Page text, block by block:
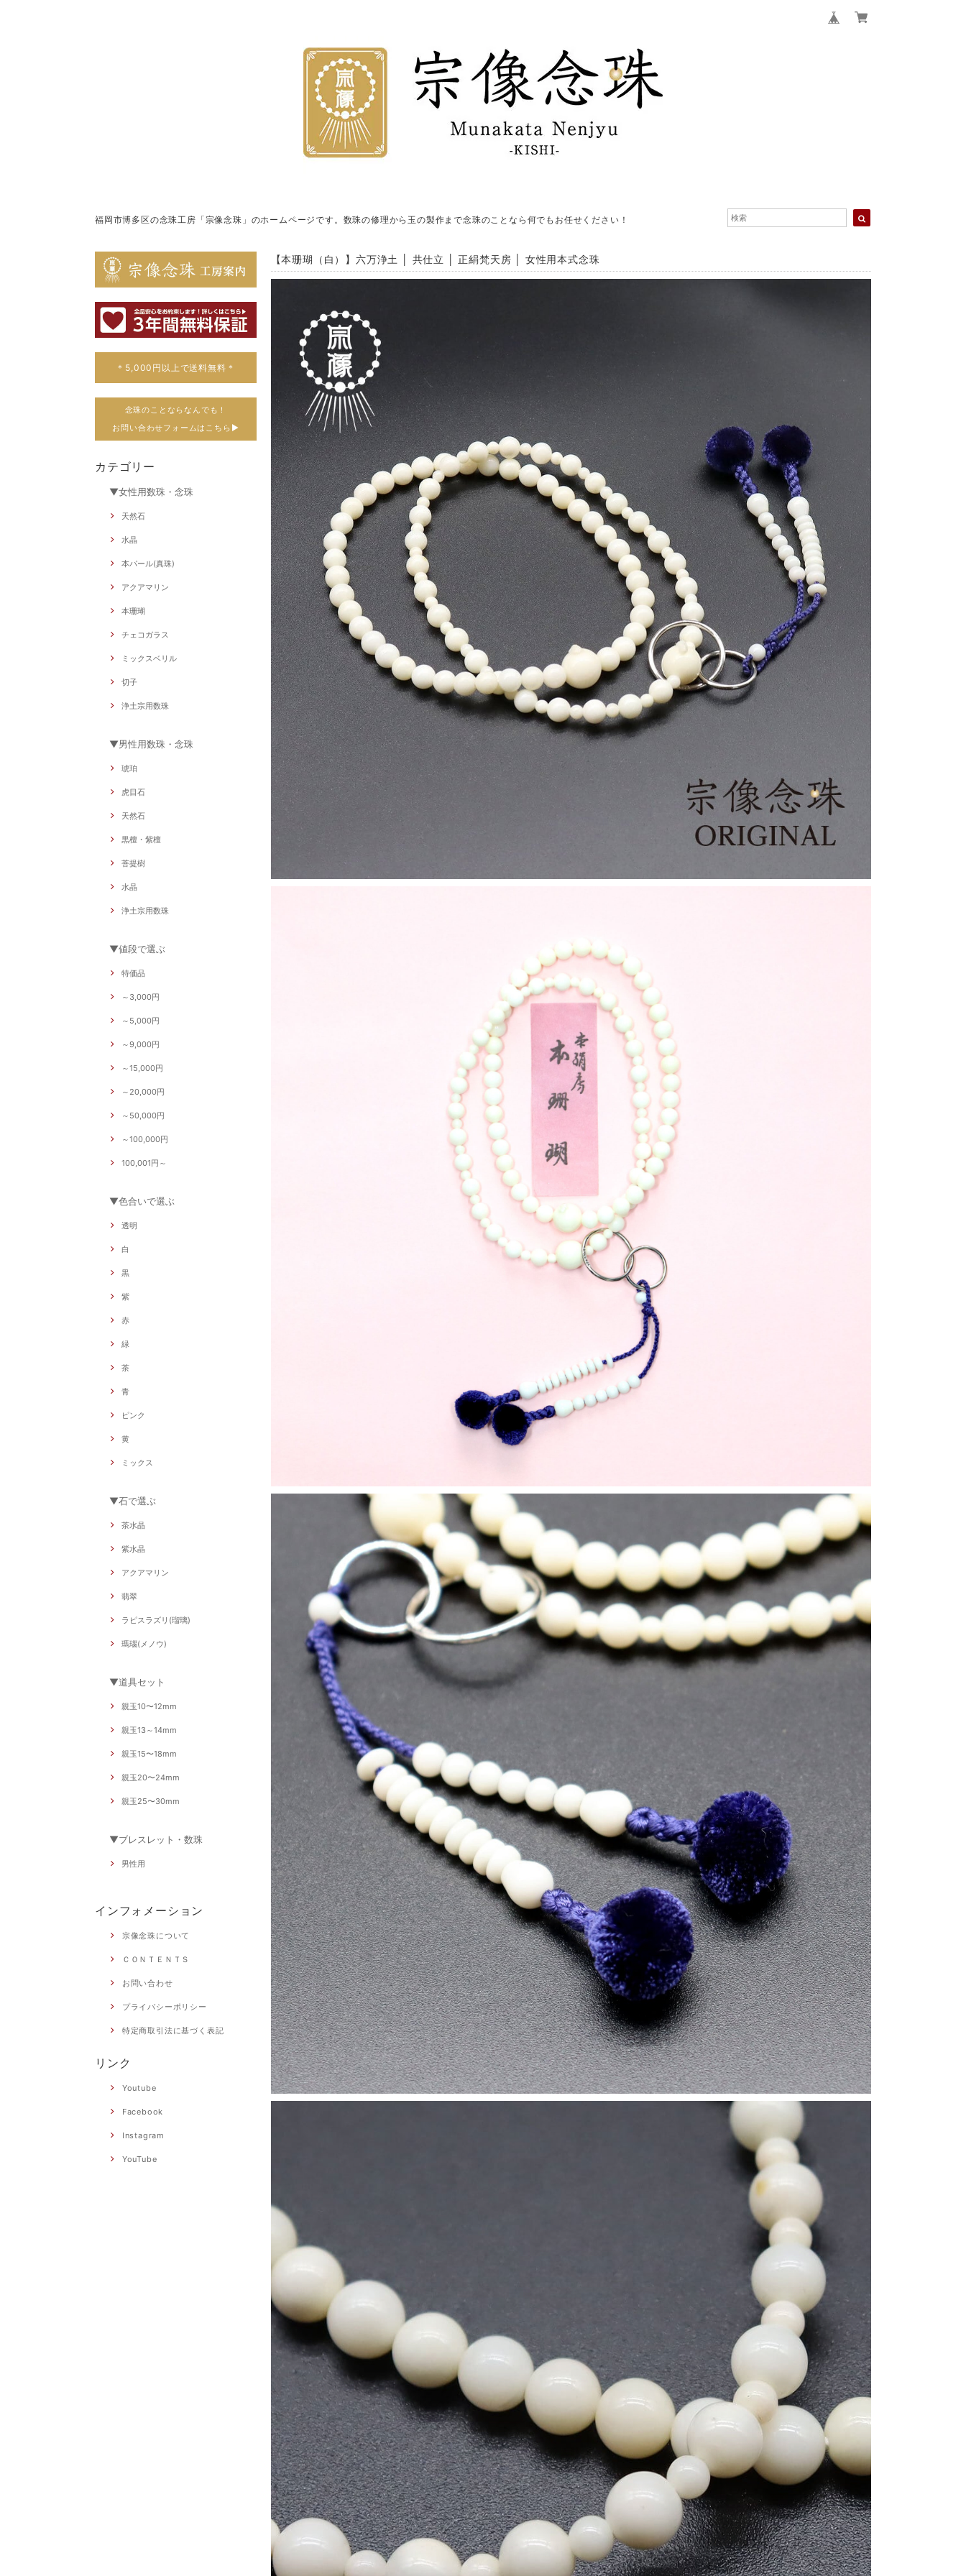
福岡市博多区の念珠工房「宗像念珠」のホームページです。数珠の修理から玉の製作まで念珠のことなら何でもお任せください！
＊5,000円以上で送料無料＊
念珠のことならなんでも！
お問い合わせフォームはこちら▶
カテゴリー
▼女性用数珠・念珠
天然石
水晶
本パール(真珠)
アクアマリン
本珊瑚
チェコガラス
ミックスベリル
切子
浄土宗用数珠
▼男性用数珠・念珠
琥珀
虎目石
天然石
黒檀・紫檀
菩提樹
水晶
浄土宗用数珠
▼値段で選ぶ
特価品
～3,000円
～5,000円
～9,000円
～15,000円
～20,000円
～50,000円
～100,000円
100,001円～
▼色合いで選ぶ
透明
白
黒
紫
赤
緑
茶
青
ピンク
黄
ミックス
▼石で選ぶ
茶水晶
紫水晶
アクアマリン
翡翠
ラピスラズリ(瑠璃)
瑪瑙(メノウ)
▼道具セット
親玉10〜12mm
親玉13～14mm
親玉15〜18mm
親玉20〜24mm
親玉25〜30mm
▼ブレスレット・数珠
男性用
インフォメーション
宗像念珠について
ＣＯＮＴＥＮＴＳ
お問い合わせ
プライバシーポリシー
特定商取引法に基づく表記
リンク
Youtube
Facebook
Instagram
YouTube
【本珊瑚（白）】六万浄土 │ 共仕立 │ 正絹梵天房 │ 女性用本式念珠